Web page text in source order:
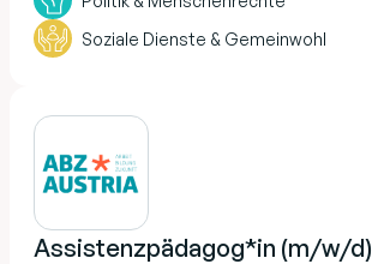
Soziale Dienste & Gemeinwohl
Assistenzpädagog*in (m/w/d)